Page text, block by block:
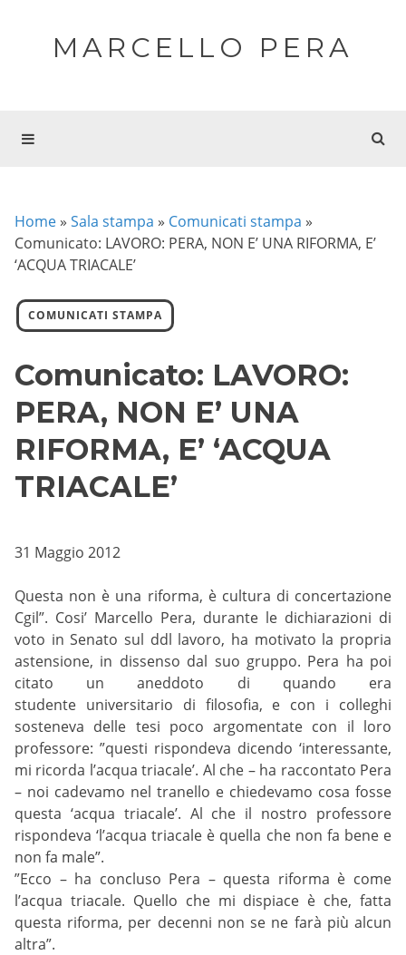
MARCELLO PERA
Home » Sala stampa » Comunicati stampa »
Comunicato: LAVORO: PERA, NON E’ UNA RIFORMA, E’
‘ACQUA TRIACALE’
COMUNICATI STAMPA
Comunicato: LAVORO:
PERA, NON E’ UNA
RIFORMA, E’ ‘ACQUA
TRIACALE’
31 Maggio 2012
Questa non è una riforma, è cultura di concertazione
Cgil”. Cosi’ Marcello Pera, durante le dichiarazioni di
voto in Senato sul ddl lavoro, ha motivato la propria
astensione, in dissenso dal suo gruppo. Pera ha poi
citato un aneddoto di quando era
studente universitario di filosofia, e con i colleghi
sosteneva delle tesi poco argomentate con il loro
professore: ”questi rispondeva dicendo ‘interessante,
mi ricorda l’acqua triacale’. Al che – ha raccontato Pera
– noi cadevamo nel tranello e chiedevamo cosa fosse
questa ‘acqua triacale’. Al che il nostro professore
rispondeva ‘l’acqua triacale è quella che non fa bene e
non fa male”.
”Ecco – ha concluso Pera – questa riforma è come
l’acqua triacale. Quello che mi dispiace è che, fatta
questa riforma, per decenni non se ne farà più alcun
altra”.